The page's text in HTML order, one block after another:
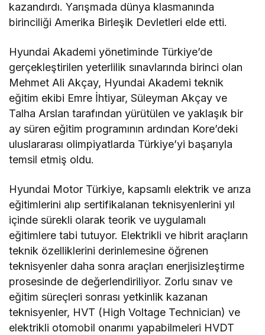
kazandırdı. Yarışmada dünya klasmanında
birinciliği Amerika Birleşik Devletleri elde etti.
Hyundai Akademi yönetiminde Türkiye’de
gerçekleştirilen yeterlilik sınavlarında birinci olan
Mehmet Ali Akçay, Hyundai Akademi teknik
eğitim ekibi Emre İhtiyar, Süleyman Akçay ve
Talha Arslan tarafından yürütülen ve yaklaşık bir
ay süren eğitim programının ardından Kore’deki
uluslararası olimpiyatlarda Türkiye’yi başarıyla
temsil etmiş oldu.
Hyundai Motor Türkiye, kapsamlı elektrik ve arıza
eğitimlerini alıp sertifikalanan teknisyenlerini yıl
içinde sürekli olarak teorik ve uygulamalı
eğitimlere tabi tutuyor. Elektrikli ve hibrit araçların
teknik özelliklerini derinlemesine öğrenen
teknisyenler daha sonra araçları enerjisizleştirme
prosesinde de değerlendiriliyor. Zorlu sınav ve
eğitim süreçleri sonrası yetkinlik kazanan
teknisyenler, HVT (High Voltage Technician) ve
elektrikli otomobil onarımı yapabilmeleri HVDT